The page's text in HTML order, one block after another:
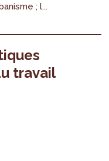
; l...
travail